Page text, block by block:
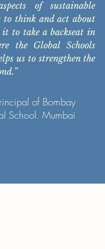
of sustainable
to think and act about
to take a backseat in
the Global Schools
us to strengthen the
of Bombay
School. Mumbai